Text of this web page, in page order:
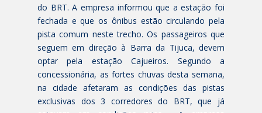
do BRT. A empresa informou que a estação foi
fechada e que os ônibus estão circulando pela
pista comum neste trecho. Os passageiros que
seguem em direção à Barra da Tijuca, devem
optar pela estação Cajueiros. Segundo a
concessionária, as fortes chuvas desta semana,
na cidade afetaram as condições das pistas
exclusivas dos 3 corredores do BRT, que já